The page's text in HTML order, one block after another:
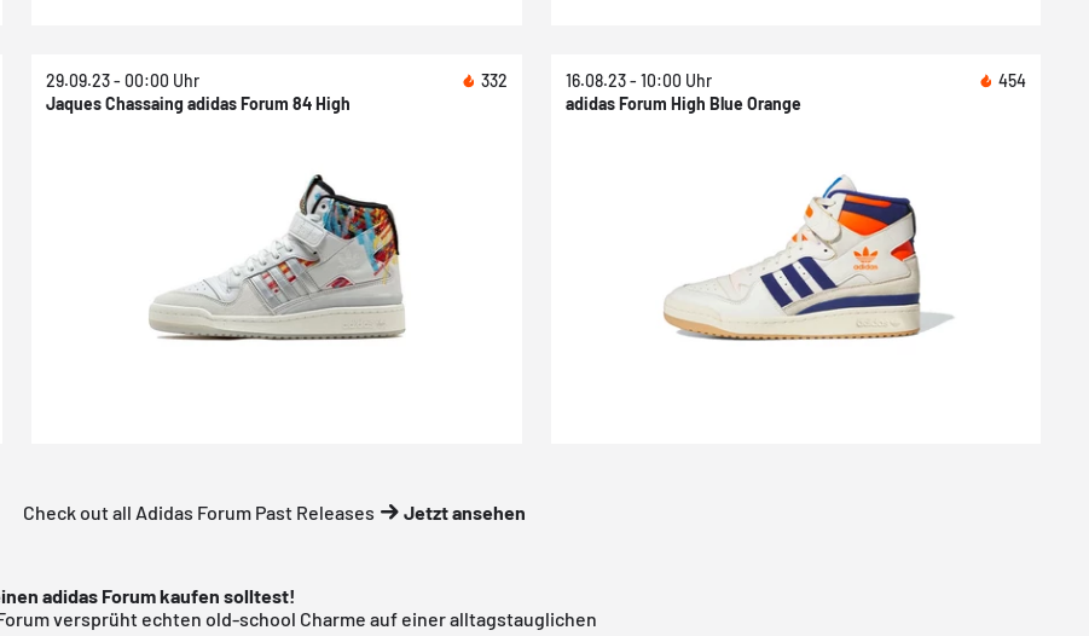
29.09.23 - 00:00 Uhr
332
Jaques Chassaing adidas Forum 84 High
16.08.23 - 10:00 Uhr
454
adidas Forum High Blue Orange
Check out all Adidas Forum Past Releases Jetzt ansehen
adidas Forum kaufen solltest!
versprüht echten old-school Charme auf einer alltagstauglichen